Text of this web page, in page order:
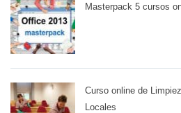
Masterpack 5 cursos
Curso online de
Locales